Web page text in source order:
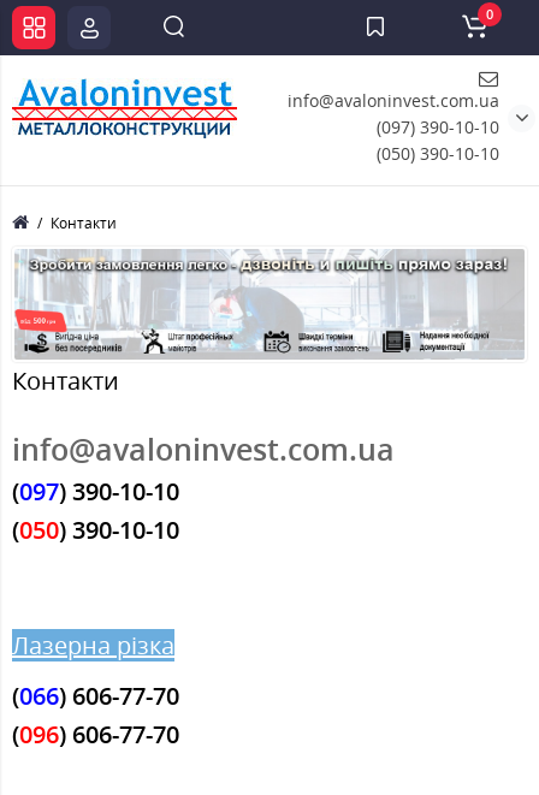
info@avaloninvest.com.ua
(097) 390-10-10
(050) 390-10-10
0
Контакти
Контакти
info@avaloninvest.com.ua
(097) 390-10-10
(050) 390-10-10
Лазерна різка
(066) 606-77-70
(096) 606-77-70